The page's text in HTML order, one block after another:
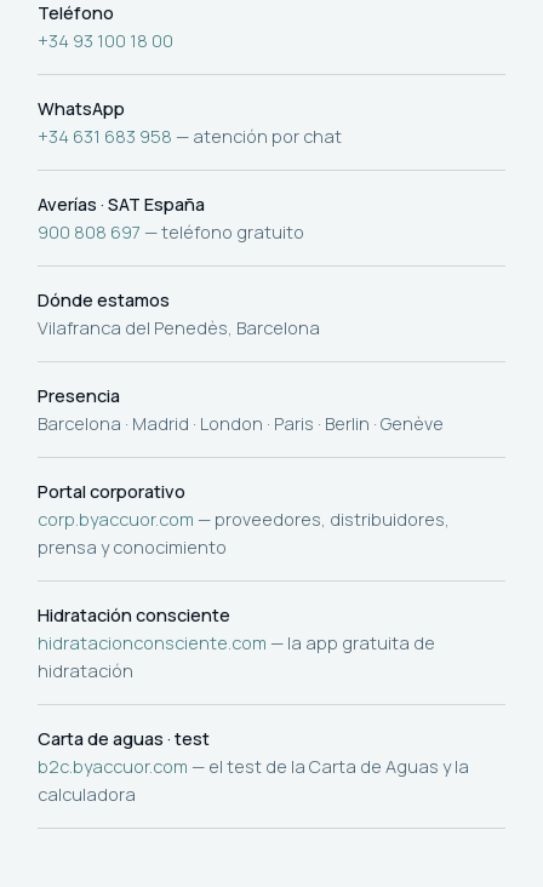
Teléfono
+34 93 100 18 00
WhatsApp
+34 631 683 958 — atención por chat
Averías · SAT España
900 808 697 — teléfono gratuito
Dónde estamos
Vilafranca del Penedès, Barcelona
Presencia
Barcelona · Madrid · London · Paris · Berlin · Genève
Portal corporativo
corp.byaccuor.com — proveedores, distribuidores,
prensa y conocimiento
Hidratación consciente
hidratacionconsciente.com — la app gratuita de
hidratación
Carta de aguas · test
b2c.byaccuor.com — el test de la Carta de Aguas y la
calculadora